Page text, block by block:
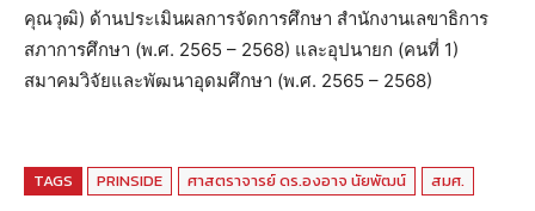
คุณวุฒิ) ด้านประเมินผลการจัดการศึกษา สำนักงานเลขาธิการ
สภาการศึกษา (พ.ศ. 2565 – 2568) และอุปนายก (คนที่ 1)
สมาคมวิจัยและพัฒนาอุดมศึกษา (พ.ศ. 2565 – 2568)
TAGS PRINSIDE ศาสตราจารย์ ดร.องอาจ นัยพัฒน์ สมศ.